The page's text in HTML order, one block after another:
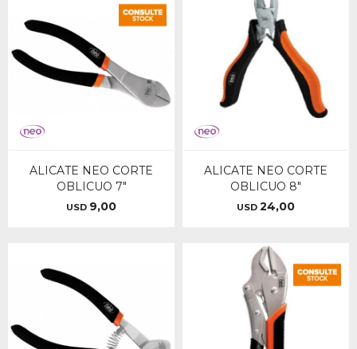
ALICATE NEO CORTE
OBLICUO 7"
USD 9,00
ALICATE NEO CORTE
OBLICUO 8"
USD 24,00